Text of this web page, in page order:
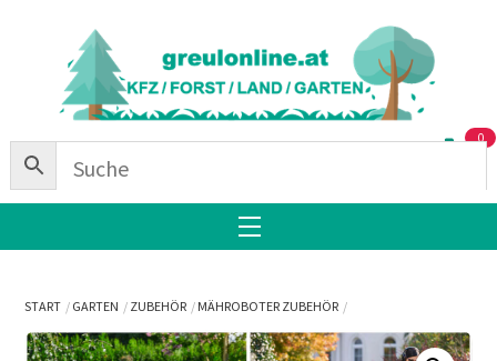
0
Menu
START GARTEN ZUBEHÖR MÄHROBOTER ZUBEHÖR
To
Top